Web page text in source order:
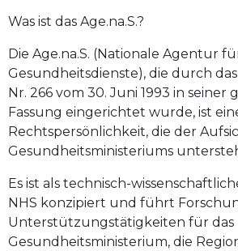
Was ist das Age.na.S.?
Die Age.na.S. (Nationale Agentur
Gesundheitsdienste), die durch
Nr. 266 vom 30. Juni 1993 in seiner
Fassung eingerichtet wurde, ist
Rechtspersönlichkeit, die der
Gesundheitsministeriums
Es ist als technisch-
NHS konzipiert und führt
Unterstützungstätigkeiten für das
Gesundheitsministerium, die